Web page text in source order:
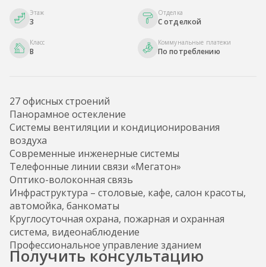
Этаж
3
Отделка
С отделкой
Класс
B
Коммунальные платежи
По потреблению
27 офисных строений
Панорамное остекление
Системы вентиляции и кондиционирования
воздуха
Современные инженерные системы
Телефонные линии связи «Мегатон»
Оптико-волоконная связь
Инфраструктура – столовые, кафе, салон красоты,
автомойка, банкоматы
Круглосуточная охрана, пожарная и охранная
система, видеонаблюдение
Профессиональное управление зданием
Получить консультацию